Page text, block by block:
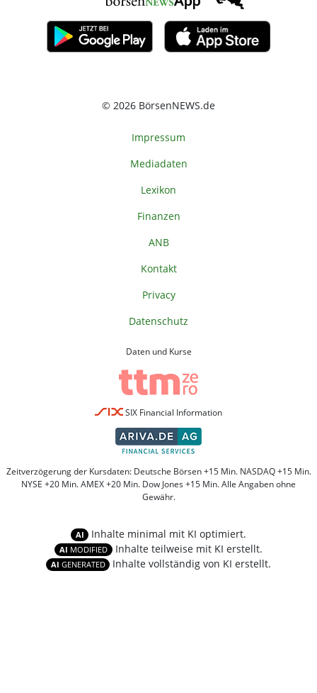
© 2026 BörsenNEWS.de
Impressum
Mediadaten
Lexikon
Finanzen
ANB
Kontakt
Privacy
Datenschutz
Daten und Kurse
SIX Financial Information
Zeitverzögerung der Kursdaten: Deutsche Börsen +15 Min. NASDAQ +15 Min.
NYSE +20 Min. AMEX +20 Min. Dow Jones +15 Min. Alle Angaben ohne
Gewähr.
AI Inhalte minimal mit KI optimiert.
AI MODIFIED Inhalte teilweise mit KI erstellt.
AI GENERATED Inhalte vollständig von KI erstellt.